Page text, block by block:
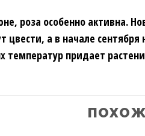
роза особенно активна.
а в начале
температур придает